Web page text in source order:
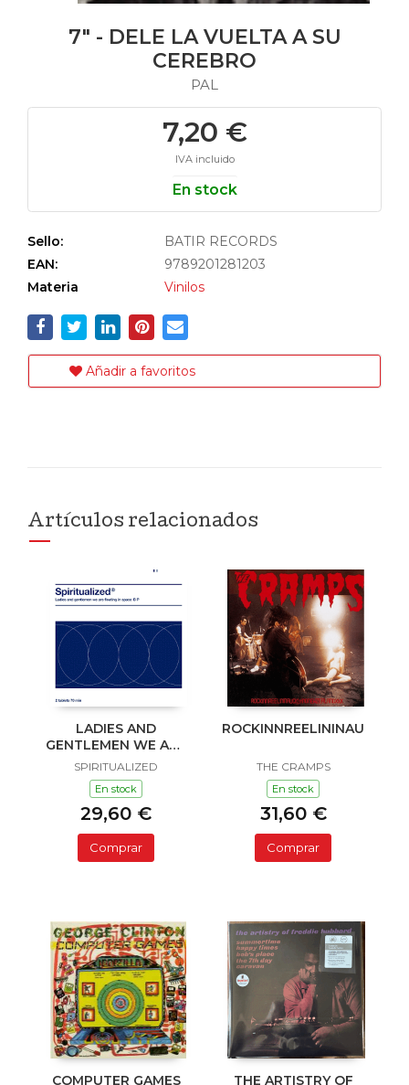
7" - DELE LA VUELTA A SU
CEREBRO
PAL
7,20 €
IVA incluido
En stock
Sello:
BATIR RECORDS
EAN:
9789201281203
Materia
Vinilos
Añadir a favoritos
Artículos relacionados
LADIES AND
GENTLEMEN WE ARE
FLOATING IN SPACE
SPIRITUALIZED
En stock
29,60 €
Comprar
THE CRAMPS
En stock
31,60 €
Comprar
COMPUTER GAMES
THE ARTISTRY OF